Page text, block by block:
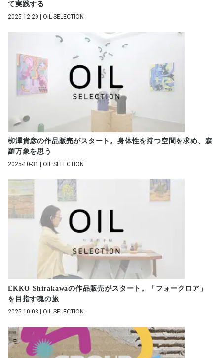
て実践する
2025-12-29 | OIL SELECTION
栁澤貴彦の作品販売がスタート。身体性を持つ空間を求め、森
羅万象を思う
2025-10-31 | OIL SELECTION
EKKO Shirakawaの作品販売がスタート。「フォークロア」
を目指す魂の旅
2025-10-03 | OIL SELECTION